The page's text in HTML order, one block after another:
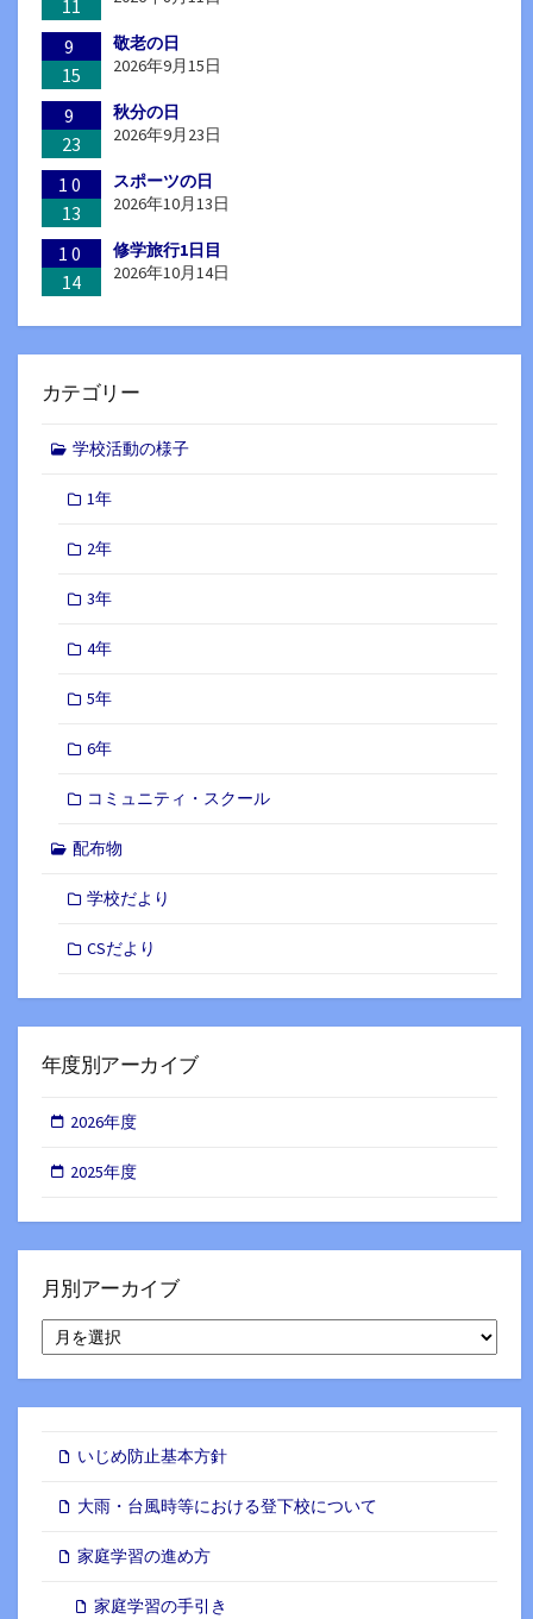
11
9
15
敬老の日
2026年9月15日
9
23
秋分の日
2026年9月23日
10
13
スポーツの日
2026年10月13日
10
14
修学旅行1日目
2026年10月14日
カテゴリー
学校活動の様子
1年
2年
3年
4年
5年
6年
コミュニティ・スクール
配布物
学校だより
CSだより
年度別アーカイブ
2026年度
2025年度
月別アーカイブ
別
ア
いじめ防止基本方針
大雨・台風時等における登下校について
家庭学習の進め方
家庭学習の手引き